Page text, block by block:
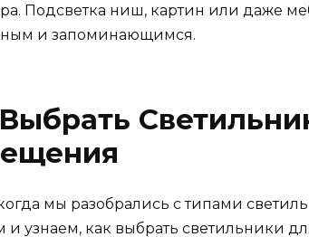
Подсветка ниш, картин или даже
и запоминающимся.
мы разобрались с типами
и узнаем, как выбрать светильники